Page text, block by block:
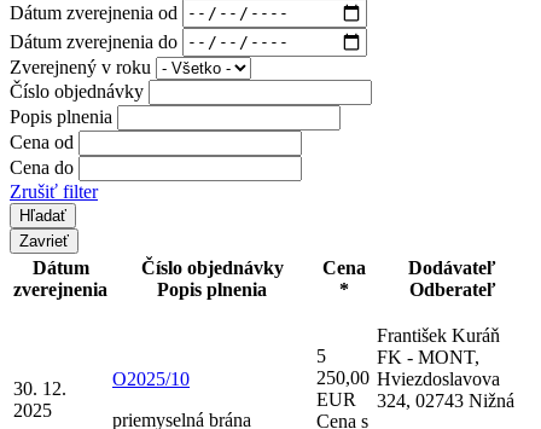
Dátum zverejnenia od
Dátum zverejnenia do
Zverejnený v roku
Číslo objednávky
Popis plnenia
Cena od
Cena do
Zrušiť filter
Zavrieť
Dátum
zverejnenia
Číslo objednávky
Popis plnenia
Cena
*
Dodávateľ
Odberateľ
30. 12.
2025
O2025/10
priemyselná brána
5
250,00
EUR
Cena s
František Kuráň
FK - MONT,
Hviezdoslavova
324, 02743 Nižná